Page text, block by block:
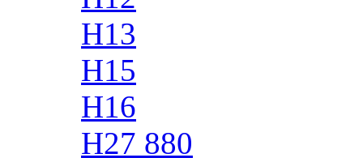
H13
H15
H16
H27 880